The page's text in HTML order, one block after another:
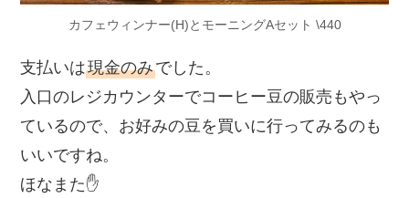
カフェウィンナー(H)とモーニングAセット \440
支払いは現金のみでした。
入口のレジカウンターでコーヒー豆の販売もやっ
ているので、お好みの豆を買いに行ってみるのも
いいですね。
ほなまた✋